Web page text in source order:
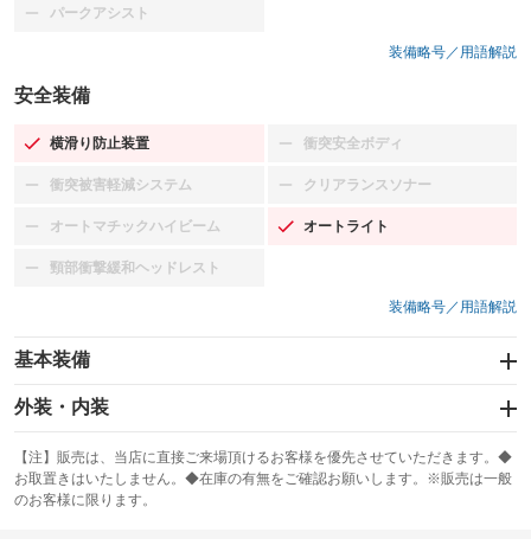
パークアシスト
：装備なし
装備略号／用語解説
安全装備
横滑り防止装置
：装備あり 衝突安全ボディ
：装備なし
衝突被害軽減システム
：装備なし クリアランスソナー
：装備なし
オートマチックハイビーム
：装備なし オートライト
：装備あり
頸部衝撃緩和ヘッドレスト
：装備なし
装備略号／用語解説
基本装備
エアバッグ：運転席/助手席
：装備あり
：装備なし
サンルーフ
：装備なし ABS
外装・内装
カーナビ：メモリーナビ他
：装備あり
TV：ワンセグ
：装備あり
【注】販売は、当店に直接ご来場頂けるお客様を優先させていただきます。◆
お取置きはいたしません。◆在庫の有無をご確認お願いします。※販売は一般
のお客様に限ります。